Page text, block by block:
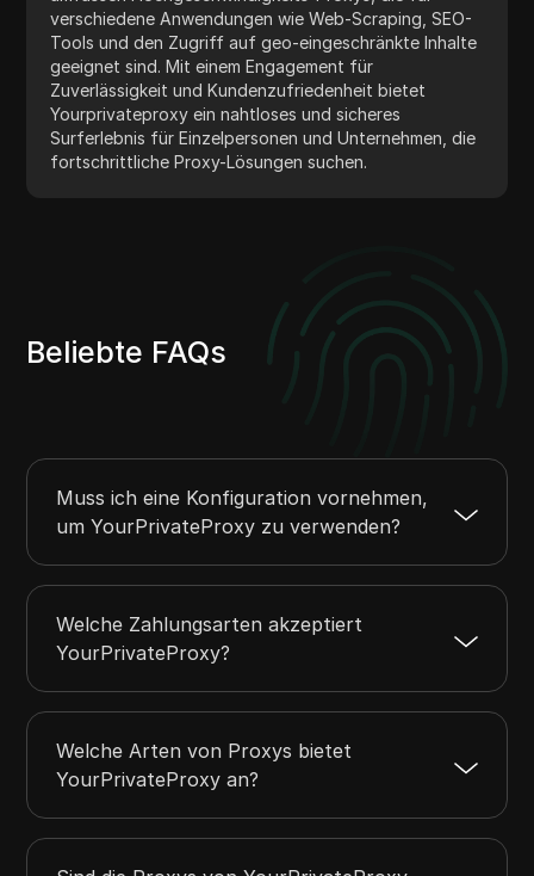
verschiedene Anwendungen wie Web-Scraping, SEO-
Tools und den Zugriff auf geo-eingeschränkte Inhalte
geeignet sind. Mit einem Engagement für
Zuverlässigkeit und Kundenzufriedenheit bietet
Yourprivateproxy ein nahtloses und sicheres
Surferlebnis für Einzelpersonen und Unternehmen, die
fortschrittliche Proxy-Lösungen suchen.
Beliebte FAQs
Muss ich eine Konfiguration vornehmen,
um YourPrivateProxy zu verwenden?
Welche Zahlungsarten akzeptiert
YourPrivateProxy?
Welche Arten von Proxys bietet
YourPrivateProxy an?